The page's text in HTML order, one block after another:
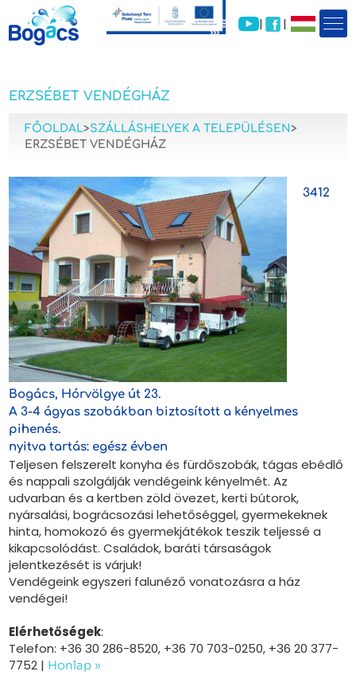
| |
ERZSÉBET VENDÉGHÁZ
FŐOLDAL>SZÁLLÁSHELYEK A TELEPÜLÉSEN>
ERZSÉBET VENDÉGHÁZ
3412
Bogács, Hórvölgye út 23.
A 3-4 ágyas szobákban biztosított a kényelmes
pihenés.
nyitva tartás: egész évben
Teljesen felszerelt konyha és fürdőszobák, tágas ebédlő
és nappali szolgálják vendégeink kényelmét. Az
udvarban és a kertben zöld övezet, kerti bútorok,
nyársalási, bográcsozási lehetőséggel, gyermekeknek
hinta, homokozó és gyermekjátékok teszik teljessé a
kikapcsolódást. Családok, baráti társaságok
jelentkezését is várjuk!
Vendégeink egyszeri falunéző vonatozásra a ház
vendégei!
Elérhetőségek:
Telefon: +36 30 286-8520, +36 70 703-0250, +36 20 377-
7752 | Honlap »